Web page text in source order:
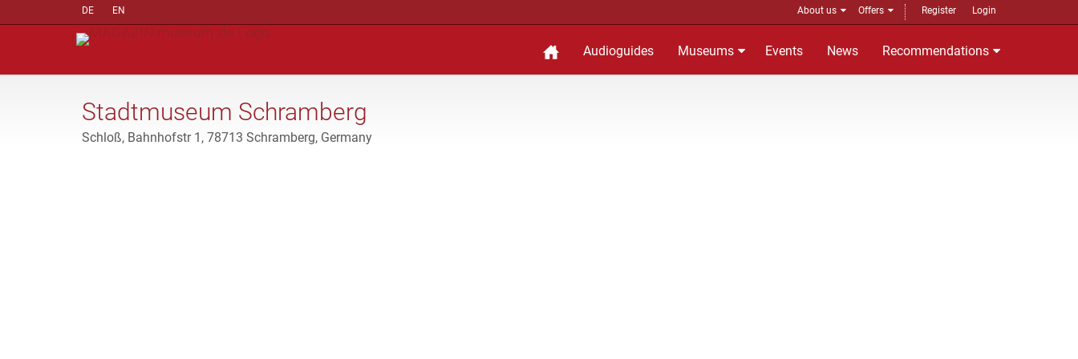
DE EN About us Offers Register Login
Audioguides Museums Events News Recommendations
Stadtmuseum Schramberg
Schloß, Bahnhofstr 1, 78713 Schramberg, Germany